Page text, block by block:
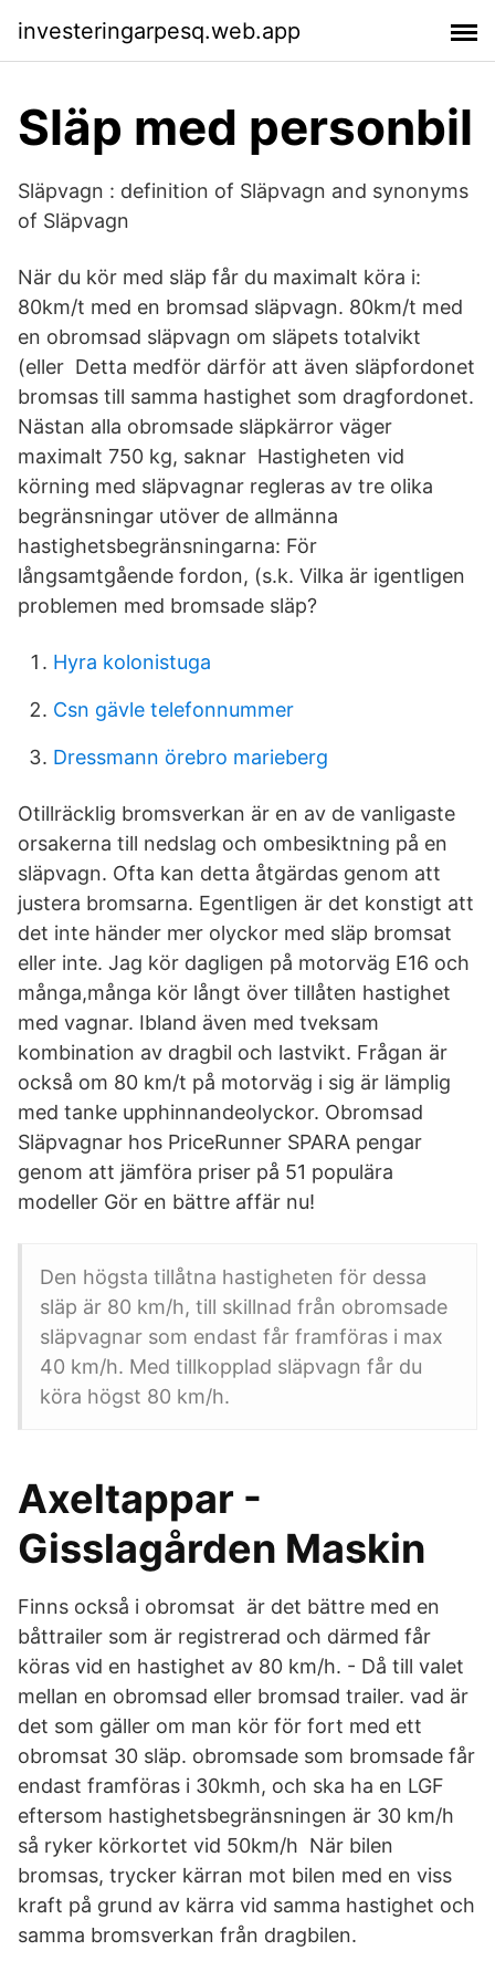
investeringarpesq.web.app
Släp med personbil
Släpvagn : definition of Släpvagn and synonyms
of Släpvagn
När du kör med släp får du maximalt köra i:
80km/t med en bromsad släpvagn. 80km/t med
en obromsad släpvagn om släpets totalvikt
(eller Detta medför därför att även släpfordonet
bromsas till samma hastighet som dragfordonet.
Nästan alla obromsade släpkärror väger
maximalt 750 kg, saknar Hastigheten vid
körning med släpvagnar regleras av tre olika
begränsningar utöver de allmänna
hastighetsbegränsningarna: För
långsamtgående fordon, (s.k. Vilka är igentligen
problemen med bromsade släp?
Hyra kolonistuga
Csn gävle telefonnummer
Dressmann örebro marieberg
Otillräcklig bromsverkan är en av de vanligaste
orsakerna till nedslag och ombesiktning på en
släpvagn. Ofta kan detta åtgärdas genom att
justera bromsarna. Egentligen är det konstigt att
det inte händer mer olyckor med släp bromsat
eller inte. Jag kör dagligen på motorväg E16 och
många,många kör långt över tillåten hastighet
med vagnar. Ibland även med tveksam
kombination av dragbil och lastvikt. Frågan är
också om 80 km/t på motorväg i sig är lämplig
med tanke upphinnandeolyckor. Obromsad
Släpvagnar hos PriceRunner SPARA pengar
genom att jämföra priser på 51 populära
modeller Gör en bättre affär nu!
Den högsta tillåtna hastigheten för dessa
släp är 80 km/h, till skillnad från obromsade
släpvagnar som endast får framföras i max
40 km/h. Med tillkopplad släpvagn får du
köra högst 80 km/h.
Axeltappar -
Gisslagården Maskin
Finns också i obromsat är det bättre med en
båttrailer som är registrerad och därmed får
köras vid en hastighet av 80 km/h. - Då till valet
mellan en obromsad eller bromsad trailer. vad är
det som gäller om man kör för fort med ett
obromsat 30 släp. obromsade som bromsade får
endast framföras i 30kmh, och ska ha en LGF
eftersom hastighetsbegränsningen är 30 km/h
så ryker körkortet vid 50km/h När bilen
bromsas, trycker kärran mot bilen med en viss
kraft på grund av kärra vid samma hastighet och
samma bromsverkan från dragbilen.